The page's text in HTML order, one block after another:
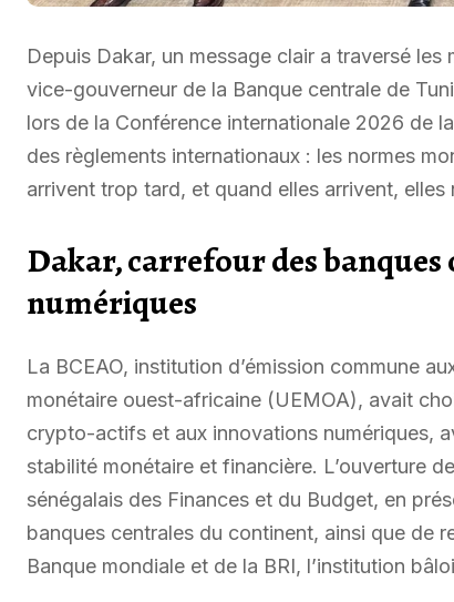
Depuis Dakar, un message clair a traversé
vice-gouverneur de la Banque centrale de
lors de la Conférence internationale 2026 de
des règlements internationaux : les normes
arrivent trop tard, et quand elles arrivent,
Dakar, carrefour des
numériques
La BCEAO, institution d’émission commune
monétaire ouest-africaine (UEMOA), avait
crypto-actifs et aux innovations numériques,
stabilité monétaire et financière. L’ouverture
sénégalais des Finances et du Budget, en
banques centrales du continent, ainsi que de
Banque mondiale et de la BRI, l’institution